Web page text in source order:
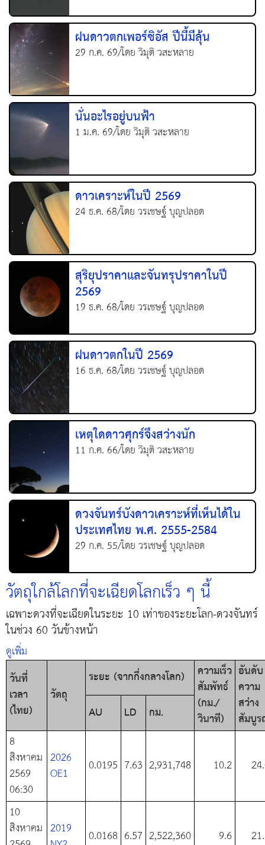
ฝนดาวตกเพอร์ซิอัส ปีนี้มีลุ้น
29 ก.ค. 69/โดย วิมุติ วสะหลาย
นั่นอะไรอยู่บนฟ้า
1 ม.ค. 69/โดย วิมุติ วสะหลาย
ดาวเคราะห์ในปี 2569
24 ธ.ค. 68/โดย วรเชษฐ์ บุญปลอด
สุริยุปราคาและจันทรุปราคาในปี
2569
19 ธ.ค. 68/โดย วรเชษฐ์ บุญปลอด
ฝนดาวตกในปี 2569
16 ธ.ค. 68/โดย วรเชษฐ์ บุญปลอด
เหตุใดดาวศุกร์จึงสว่างนัก
11 ก.ค. 66/โดย วิมุติ วสะหลาย
ดวงจันทร์บังดาวเคราะห์ที่เห็นได้ใน
ประเทศไทย พ.ศ. 2555-2584
29 ก.ค. 55/โดย วรเชษฐ์ บุญปลอด
วัตถุใกล้โลกที่จะเฉียดโลกเร็ว ๆ นี้
เฉพาะดวงที่จะเฉียดในระยะ 10 เท่าของระยะโลก-ดวงจันทร์
ในช่วง 60 วันข้างหน้า
ดูเพิ่ม
วันที่
เวลา
(ไทย)
วัตถุ
ระยะ (จากกึ่งกลางโลก) ความเร็ว
สัมพัทธ์
(กม./
วินาที)
อันดับ
ความ
สว่าง
สัมบู
AU LD
กม.
8
สิงหาคม
2569
06:30
2026
OE1 0.0195 7.63 2,931,748 10.2
10
สิงหาคม 2019 0.0168 6.57 2,522,360 9.6